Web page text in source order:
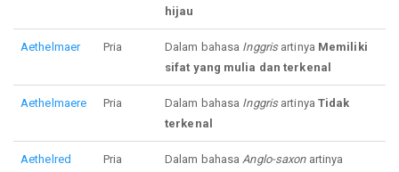
hijau
Aethelmaer Pria Dalam bahasa Inggrisartinya Memiliki
sifat yang mulia dan terkenal
Aethelmaere Pria Dalam bahasa Inggrisartinya Tidak
terkenal
Aethelred Pria Dalam bahasaAnglo-saxonartinya